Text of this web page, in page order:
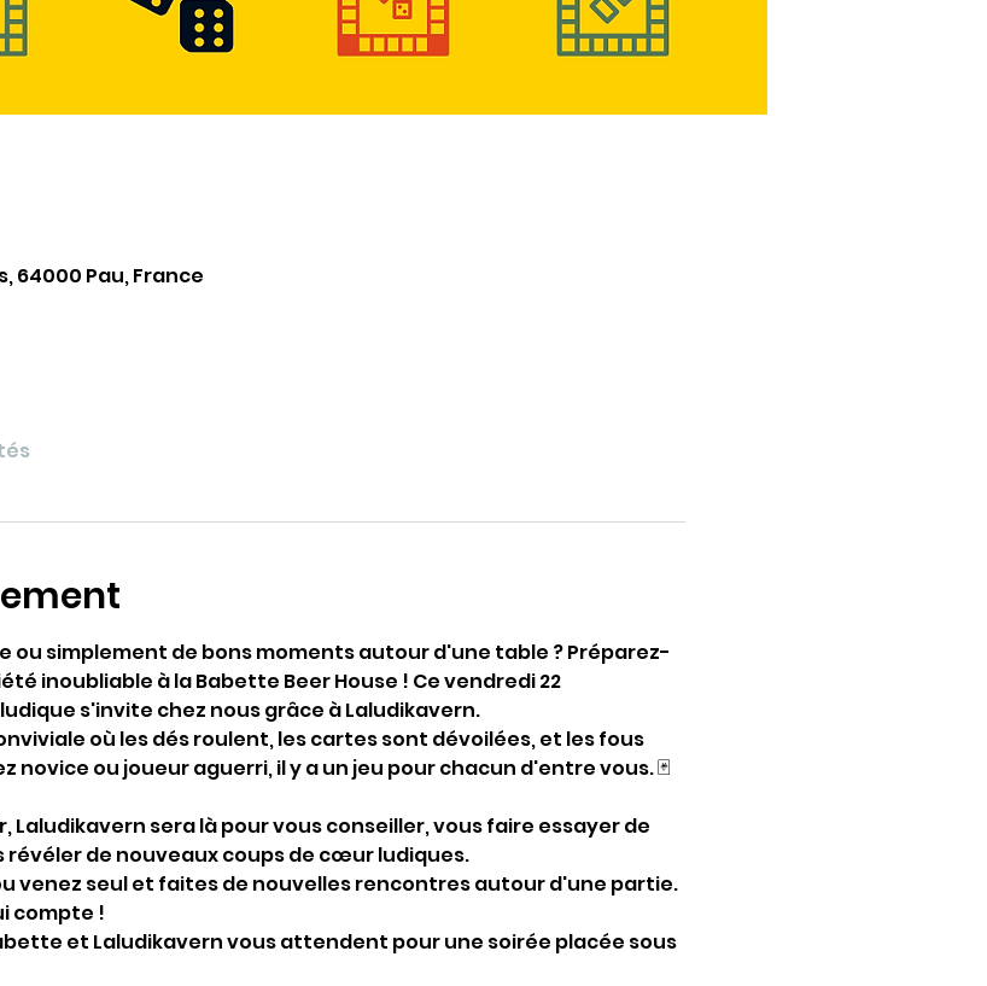
64000 Pau, France
ou simplement de bons moments autour d'une table ? Préparez-
inoubliable à la Babette Beer House ! Ce vendredi 22
s'invite chez nous grâce à Laludikavern.
où les dés roulent, les cartes sont dévoilées, et les fous
novice ou joueur aguerri, il y a un jeu pour chacun d'entre vous. 🃏
Laludikavern sera là pour vous conseiller, vous faire essayer de
de nouveaux coups de cœur ludiques.
venez seul et faites de nouvelles rencontres autour d'une partie.
compte !
et Laludikavern vous attendent pour une soirée placée sous